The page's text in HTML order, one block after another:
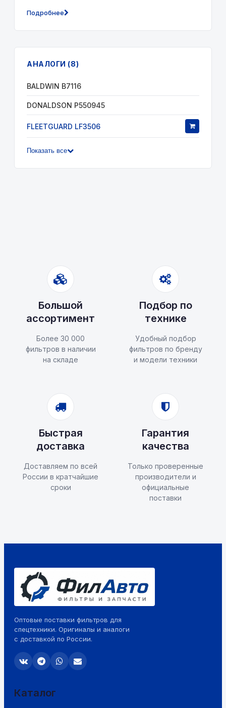
Подробнее
АНАЛОГИ (8)
BALDWIN B7116
DONALDSON P550945
FLEETGUARD LF3506
Показать все
Большой
ассортимент
Более 30 000
фильтров в наличии
на складе
Подбор по
технике
Удобный подбор
фильтров по бренду
и модели техники
Быстрая
доставка
Доставляем по всей
России в кратчайшие
сроки
Гарантия
качества
Только проверенные
производители и
официальные
поставки
Оптовые поставки фильтров для
спецтехники. Оригиналы и аналоги
с доставкой по России.
Каталог